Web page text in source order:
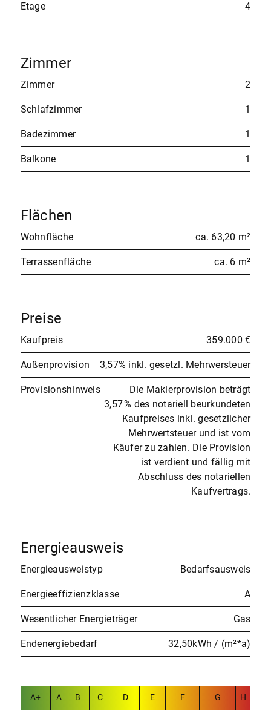
Etage 4
Zimmer
Zimmer 2
Schlafzimmer 1
Badezimmer 1
Balkone 1
Flächen
Wohnfläche ca. 63,20 m²
Terrassenfläche ca. 6 m²
Preise
Kaufpreis 359.000 €
Außenprovision 3,57% inkl. gesetzl. Mehrwersteuer
Provisionshinweis
Die Maklerprovision beträgt
3,57 % des notariell beurkundeten
Kaufpreises inkl. gesetzlicher
Mehrwertsteuer und ist vom
Käufer zu zahlen. Die Provision
ist verdient und fällig mit
Abschluss des notariellen
Kaufvertrags.
Energieausweis
Energieausweistyp Bedarfsausweis
Energieeffizienzklasse A
Wesentlicher Energieträger Gas
Endenergiebedarf 32,50kWh / (m²*a)
A+ A B C D E F G H